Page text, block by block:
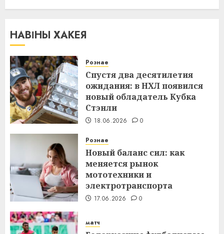
НАВІНЫ ХАКЕЯ
Рознае
Спустя два десятилетия
ожидания: в НХЛ появился
новый обладатель Кубка
Стэнли
18.06.2026 0
Рознае
Новый баланс сил: как
меняется рынок
мототехники и
электротранспорта
17.06.2026 0
матч